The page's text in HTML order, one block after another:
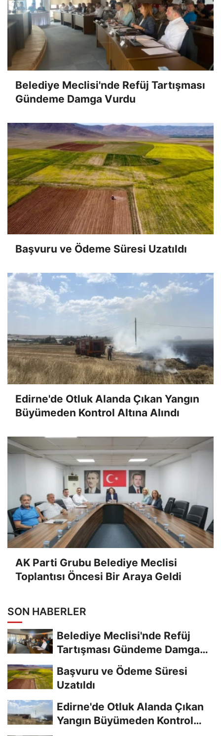
Belediye Meclisi'nde Refüj Tartışması
Gündeme Damga Vurdu
Başvuru ve Ödeme Süresi Uzatıldı
Edirne'de Otluk Alanda Çıkan Yangın
Büyümeden Kontrol Altına Alındı
AK Parti Grubu Belediye Meclisi
Toplantısı Öncesi Bir Araya Geldi
SON HABERLER
Belediye Meclisi'nde Refüj
Tartışması Gündeme Damga
Başvuru ve Ödeme Süresi
Uzatıldı
Edirne'de Otluk Alanda Çıkan
Yangın Büyümeden Kontrol